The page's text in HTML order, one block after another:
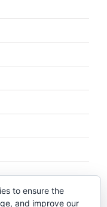
to ensure the
and improve our